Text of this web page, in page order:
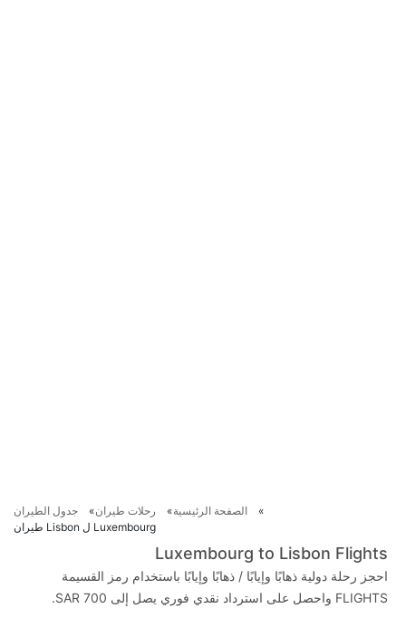
الصفحة الرئيسية رحلات طيران
جدول الطيران
Luxembourg ل Lisbon طيران
Luxembourg to Lisbon Flights
احجز رحلة دولية ذهابًا وإيابًا / ذهابًا وإيابًا باستخدام رمز القسيمة
FLIGHTS واحصل على استرداد نقدي فوري يصل إلى SAR 700.